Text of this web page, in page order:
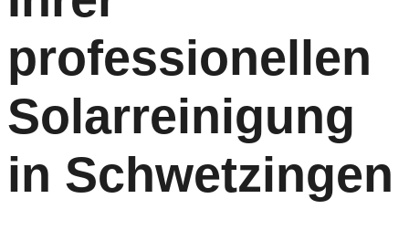
professionellen
Solarreinigung
in Schwetzingen